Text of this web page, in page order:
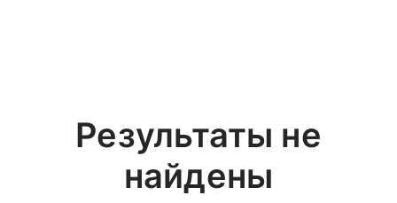
Результаты не
найдены